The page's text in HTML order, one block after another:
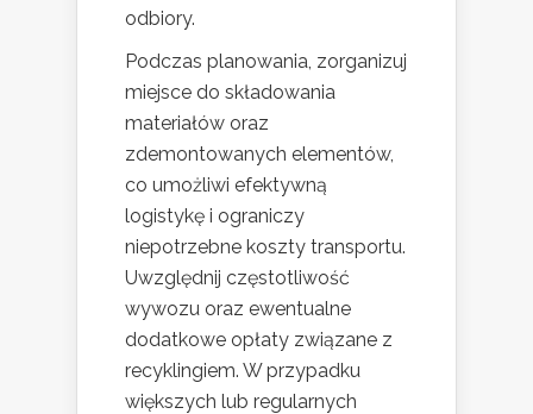
odbiory.
Podczas planowania, zorganizuj
miejsce do składowania
materiałów oraz
zdemontowanych elementów,
co umożliwi efektywną
logistykę i ograniczy
niepotrzebne koszty transportu.
Uwzględnij częstotliwość
wywozu oraz ewentualne
dodatkowe opłaty związane z
recyklingiem. W przypadku
większych lub regularnych